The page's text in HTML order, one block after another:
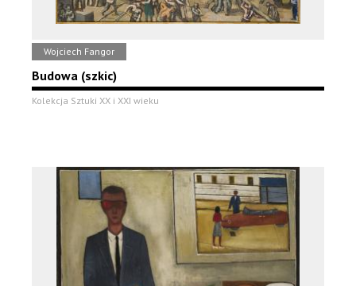
Wojciech Fangor
Budowa (szkic)
Kolekcja Sztuki XX i XXI wieku